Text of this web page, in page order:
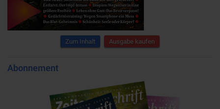
Zum Inhalt Ausgabe kaufen
Abonnement